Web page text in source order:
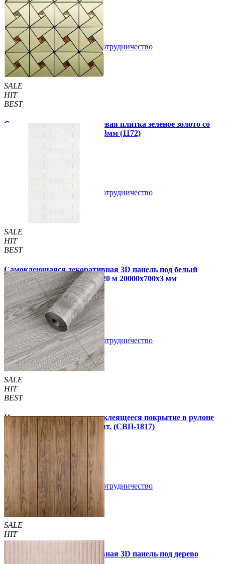
59 грн./шт 160 грн./шт
Купить В закладки Сотрудничество
SALE
HIT
BEST
Самоклеющаяся алюминиевая плитка зеленое золото со
стразами мозаика 300х300х3мм (1172)
В закладки Сотрудничество
SALE
HIT
BEST
Самоклеющаяся декоративная 3D панель под белый
матовый кирпич в рулоне 20 м 20000x700x3 мм
1 850 грн./шт 2 899 грн./шт
Купить В закладки Сотрудничество
SALE
HIT
BEST
Напольное виниловое самоклеящееся покрытие в рулоне
3000х600х1,5мм, цена за 1 шт. (СВП-1817)
990 грн. 1 390 грн.
Купить В закладки Сотрудничество
SALE
HIT
Самоклеющаяся декоративная 3D панель под дерево